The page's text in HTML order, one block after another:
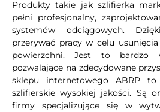
Produkty takie jak szlifierka
pełni profesjonalny,
systemów odciągowych.
przerywać pracy w celu usunięcia
powierzchni. Jest to bardzo
pozwalające na zdecydowane
sklepu internetowego ABRP
szlifierskie wysokiej jakości. Są
firmy specjalizujące się w